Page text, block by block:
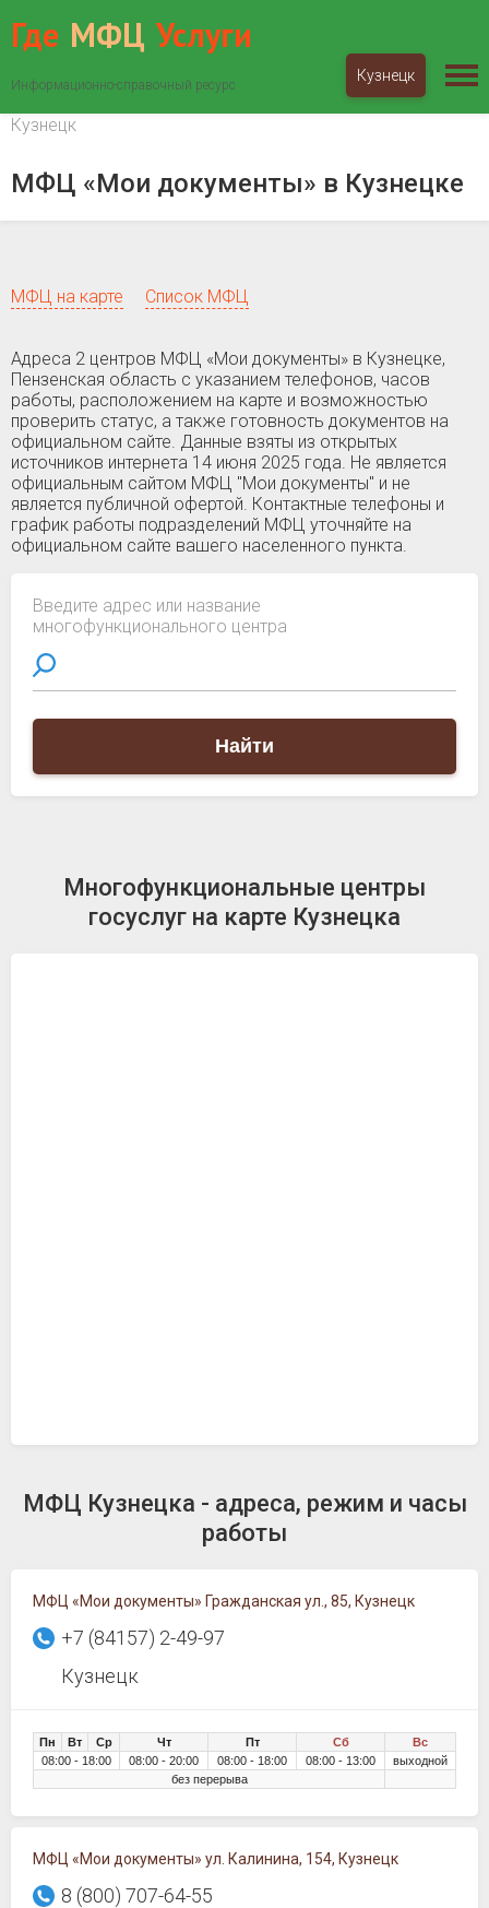
Где МФЦ Услуги
Информационно-справочный ресурс
Кузнецк
Пензенская область
Кузнецк
МФЦ «Мои документы» в Кузнецке
МФЦ на карте Список МФЦ
Адреса 2 центров МФЦ «Мои документы» в Кузнецке,
Пензенская область c указанием телефонов, часов
работы, расположением на карте и возможностью
проверить статус, а также готовность документов на
официальном сайте. Данные взяты из открытых
источников интернета 14 июня 2025 года. Не является
официальным сайтом МФЦ "Мои документы" и не
является публичной офертой. Контактные телефоны и
график работы подразделений МФЦ уточняйте на
официальном сайте вашего населенного пункта.
Введите адрес или название
многофункционального центра
Найти
Многофункциональные центры
госуслуг на карте Кузнецка
МФЦ Кузнецка - адреса, режим и часы
работы
МФЦ «Мои документы» Гражданская ул., 85, Кузнецк
+7 (84157) 2-49-97
Кузнецк
Пн Вт Ср Чт Пт Сб
Вс
08:00 - 18:00
08:00 - 20:00 08:00 - 18:00 08:00 - 13:00
выходной
без перерыва
МФЦ «Мои документы» ул. Калинина, 154, Кузнецк
8 (800) 707-64-55